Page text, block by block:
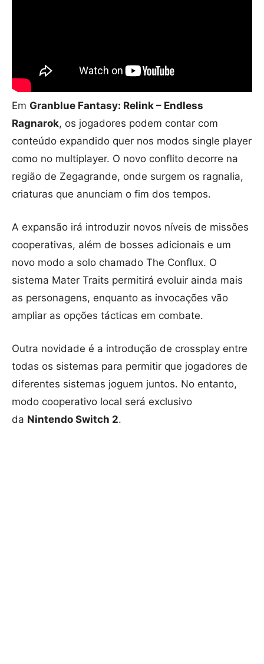
Em Granblue Fantasy: Relink – Endless
Ragnarok, os jogadores podem contar com
conteúdo expandido quer nos modos single player
como no multiplayer. O novo conflito decorre na
região de Zegagrande, onde surgem os ragnalia,
criaturas que anunciam o fim dos tempos.
A expansão irá introduzir novos níveis de missões
cooperativas, além de bosses adicionais e um
novo modo a solo chamado The Conflux. O
sistema Mater Traits permitirá evoluir ainda mais
as personagens, enquanto as invocações vão
ampliar as opções tácticas em combate.
Outra novidade é a introdução de crossplay entre
todas os sistemas para permitir que jogadores de
diferentes sistemas joguem juntos. No entanto,
modo cooperativo local será exclusivo
da Nintendo Switch 2.